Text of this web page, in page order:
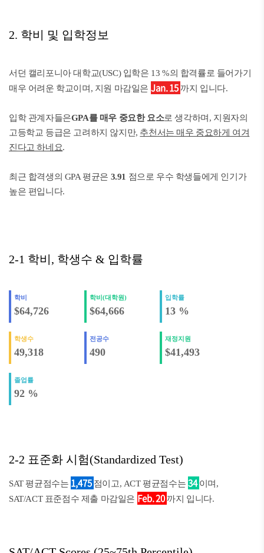
2. 학비 및 입학정보
서던 캘리포니아 대학교(USC) 입학은 13 %의 합격률로 들어가기
매우 어려운 학교이며, 지원 마감일은 Jan. 15 까지 입니다.
입학 관계자들은GPA를 매우 중요한 요소로 생각하며, 지원자의
고등학교 등급은 고려하지 않지만, 추천서는 매우 중요하게 여겨
진다고 하네요.
최근 합격생의 GPA 평균은 3.91 점으로 우수 학생들에게 인기가
높은 편입니다.
2-1 학비, 학생수 & 입학률
학비
$64,726
학비(대학원)
$64,666
입학률
13 %
학생수
49,318
전공수
490
재정지원
$41,493
졸업률
92 %
2-2 표준화 시험(Standardized Test)
SAT 평균점수는 1,475 점이고, ACT 평균점수는 34이며,
SAT/ACT 표준점수 제출 마감일은 Feb. 20 까지 입니다.